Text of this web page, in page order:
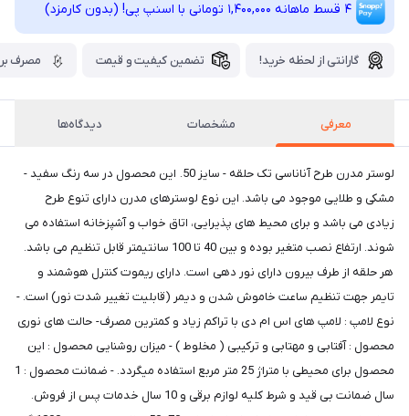
4 قسط ماهانه 1,400,000 تومانی با اسنپ ‌پی! (بدون کارمزد)
گارانتی از لحظه خرید! تضمین کیفیت و قیمت مصرف
معرفی مشخصات دیدگاه‌ها
لوستر مدرن طرح آناناسی تک حلقه - سایز 50. این محصول در سه رنگ سفید -
مشکی و طلایی موجود می باشد. این نوع لوسترهای مدرن دارای تنوع طرح
زیادی می باشد و برای محیط های پذیرایی، اتاق خواب و آشپزخانه استفاده می
شوند. ارتفاع نصب متغیر بوده و بین 40 تا 100 سانتیمتر قابل تنظیم می باشد.
هر حلقه از طرف بیرون دارای نور دهی است. دارای ریموت کنترل هوشمند و
تایمر جهت تنظیم ساعت خاموش شدن و دیمر (قابلیت تغییر شدت نور) است. -
نوع لامپ : لامپ های اس ام دی با تراکم زیاد و کمترین مصرف- حالت های نوری
محصول : آفتابی و مهتابی و ترکیبی ( مخلوط ) - میزان روشنایی محصول : این
محصول برای محیطی با متراژ 25 متر مربع استفاده میگردد. - ضمانت محصول : 1
سال ضمانت بی قید و شرط کلیه لوازم برقی و 10 سال خدمات پس از فروش.